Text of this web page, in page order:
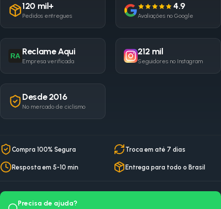
120 mil+
Pedidos entregues
4.9
Avaliações no Google
RA Reclame Aqui
Empresa verificada
212 mil
Seguidores no Instagram
Desde 2016
No mercado de ciclismo
Compra 100% Segura Troca em até 7 dias
Resposta em 5-10 min Entrega para todo o Brasil
Precisa de ajuda?